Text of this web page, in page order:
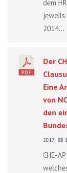
dem
jeweils
2014...
Der
Eine
von
den
2017
CHE-